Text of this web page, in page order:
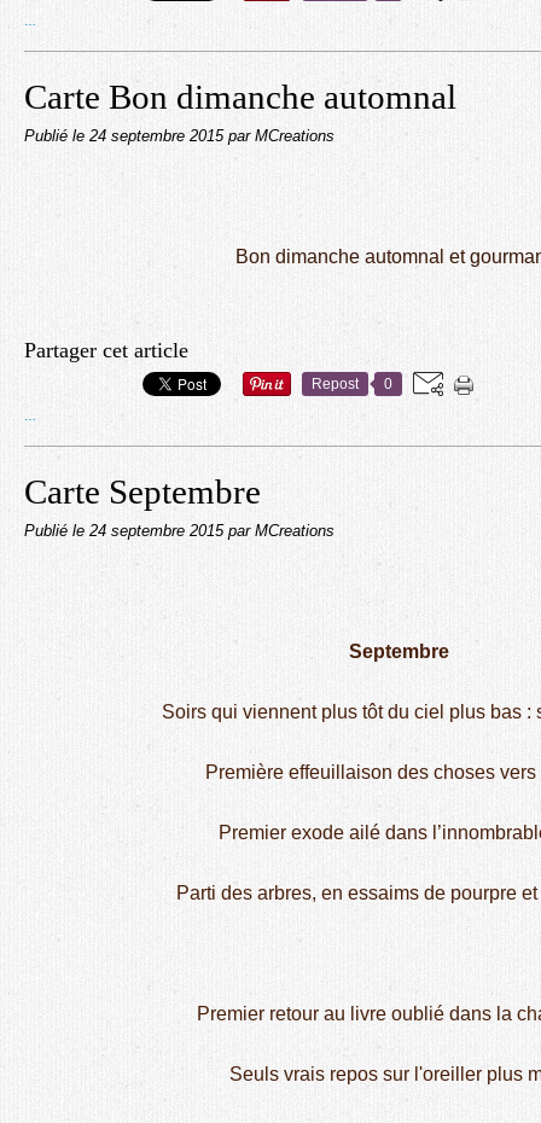
Carte Bon dimanche automnal
Publié le 24 septembre 2015 par MCreations
Bon dimanche automnal et
Partager cet article
Repost 0
Carte Septembre
Publié le 24 septembre 2015 par MCreations
Septembre
Soirs qui viennent plus tôt du ciel plus bas :
Première effeuillaison des choses vers
Premier exode ailé dans
Parti des arbres, en essaims de pourpre
Premier retour au livre oublié dans la
Seuls vrais repos sur l'oreiller plus